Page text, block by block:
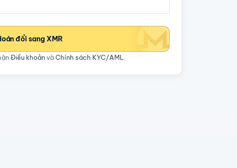
đổi sang XMR
Điều khoảnvàChính sách KYC/AML